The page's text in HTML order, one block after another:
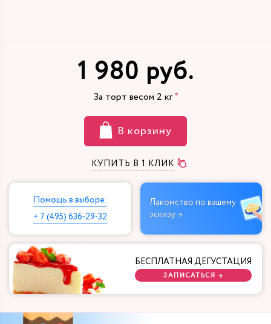
1 980 руб.
За торт весом 2 кг
В корзину
КУПИТЬ В 1 КЛИК
Помощь в выборе:
+ 7 (495) 636-29-32
Лакомство по вашему
эскизу →
БЕСПЛАТНАЯ ДЕГУСТАЦИЯ
ЗАПИСАТЬСЯ →